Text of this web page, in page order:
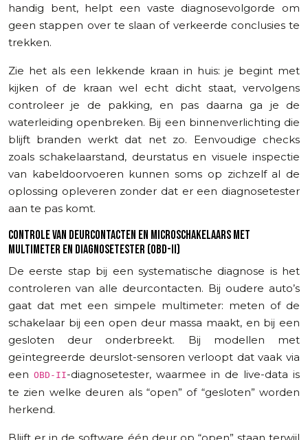
handig bent, helpt een vaste diagnosevolgorde om
geen stappen over te slaan of verkeerde conclusies te
trekken.
Zie het als een lekkende kraan in huis: je begint met
kijken of de kraan wel echt dicht staat, vervolgens
controleer je de pakking, en pas daarna ga je de
waterleiding openbreken. Bij een binnenverlichting die
blijft branden werkt dat net zo. Eenvoudige checks
zoals schakelaarstand, deurstatus en visuele inspectie
van kabeldoorvoeren kunnen soms op zichzelf al de
oplossing opleveren zonder dat er een diagnosetester
aan te pas komt.
CONTROLE VAN DEURCONTACTEN EN MICROSCHAKELAARS MET
MULTIMETER EN DIAGNOSETESTER (OBD-II)
De eerste stap bij een systematische diagnose is het
controleren van alle deurcontacten. Bij oudere auto’s
gaat dat met een simpele multimeter: meten of de
schakelaar bij een open deur massa maakt, en bij een
gesloten deur onderbreekt. Bij modellen met
geïntegreerde deurslot-sensoren verloopt dat vaak via
een OBD-II-diagnosetester, waarmee in de live-data is
te zien welke deuren als “open” of “gesloten” worden
herkend.